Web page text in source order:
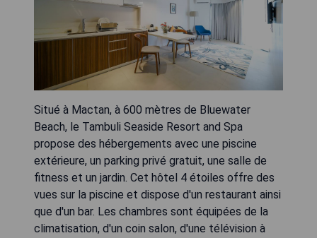
Situé à Mactan, à 600 mètres de Bluewater
Beach, le Tambuli Seaside Resort and Spa
propose des hébergements avec une piscine
extérieure, un parking privé gratuit, une salle de
fitness et un jardin. Cet hôtel 4 étoiles offre des
vues sur la piscine et dispose d'un restaurant ainsi
que d'un bar. Les chambres sont équipées de la
climatisation, d'un coin salon, d'une télévision à